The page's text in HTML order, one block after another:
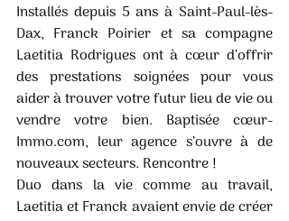
Installés depuis 5 ans à Saint-Paul-lès-
Dax, Franck Poirier et sa compagne
Laetitia Rodrigues ont à cœur d’offrir
des prestations soignées pour vous
aider à trouver votre futur lieu de vie ou
vendre votre bien. Baptisée cœur-
Immo.com, leur agence s’ouvre à de
nouveaux secteurs. Rencontre !
Duo dans la vie comme au travail,
Laetitia et Franck avaient envie de créer